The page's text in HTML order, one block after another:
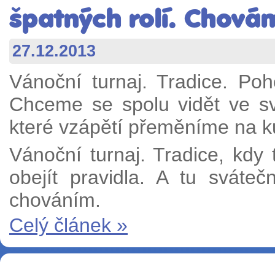
špatných rolí.
27.12.2013
Vánoční turnaj. Tradice.
Chceme se spolu vidět ve
které vzápětí přeměníme na
Vánoční turnaj. Tradice,
obejít pravidla. A tu
chováním.
Celý článek »